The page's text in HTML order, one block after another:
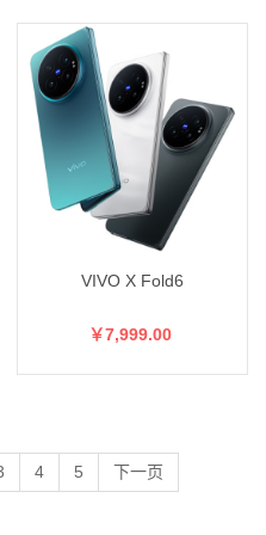
VIVO X Fold6
￥7,999.00
4 5 下一页